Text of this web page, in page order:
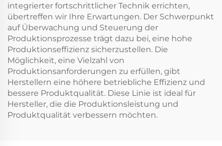
integrierter fortschrittlicher Technik errichten,
übertreffen wir Ihre Erwartungen. Der Schwerpunkt
auf Überwachung und Steuerung der
Produktionsprozesse trägt dazu bei, eine hohe
Produktionseffizienz sicherzustellen. Die
Möglichkeit, eine Vielzahl von
Produktionsanforderungen zu erfüllen, gibt
Herstellern eine höhere betriebliche Effizienz und
bessere Produktqualität. Diese Linie ist ideal für
Hersteller, die die Produktionsleistung und
Produktqualität verbessern möchten.